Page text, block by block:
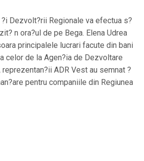
Dezvolt?rii Regionale va efectua s?
n ora?ul de pe Bega. Elena Udrea
principalele lucrari facute din bani
celor de la Agen?ia de Dezvoltare
ADR Vest au semnat ?
pentru companiile din Regiunea